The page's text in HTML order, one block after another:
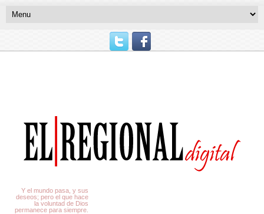
Y el mundo pasa, y sus
deseos; pero el que hace
la voluntad de Dios
permanece para siempre.